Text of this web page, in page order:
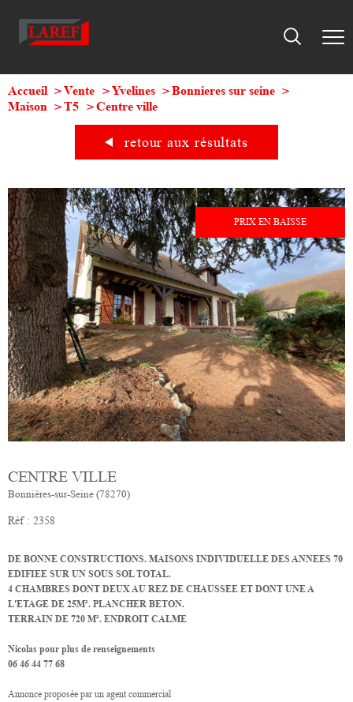
Accueil Vente Yvelines
Bonnieres sur seine
Maison
T5 Centre ville
retour aux résultats
PRIX EN BAISSE
CENTRE VILLE
Bonnières-sur-Seine (78270)
Réf : 2358
DE BONNE CONSTRUCTIONS. MAISONS INDIVIDUELLE DES ANNEES 70
EDIFIEE SUR UN SOUS SOL TOTAL.
4 CHAMBRES DONT DEUX AU REZ DE CHAUSSEE ET DONT UNE A
L'ETAGE DE 25M². PLANCHER BETON.
TERRAIN DE 720 M². ENDROIT CALME
Nicolas pour plus de renseignements
06 46 44 77 68
Annonce proposée par un agent commercial